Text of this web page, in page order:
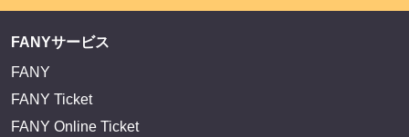
FANYサービス
FANY
FANY Ticket
FANY Online Ticket